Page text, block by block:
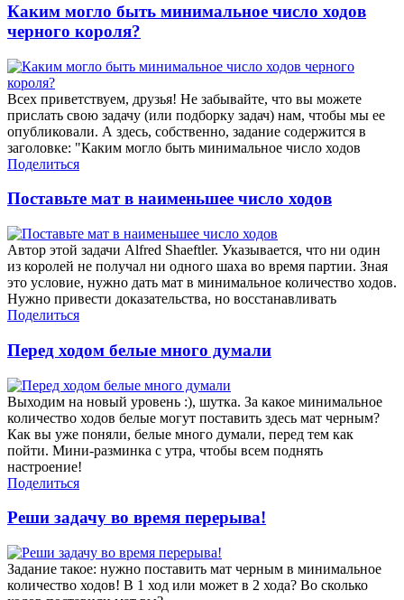
Каким могло быть минимальное число ходов
черного короля?
Всех приветствуем, друзья! Не забывайте, что вы можете
прислать свою задачу (или подборку задач) нам, чтобы мы ее
опубликовали. А здесь, собственно, задание содержится в
заголовке: "Каким могло быть минимальное число ходов
Поделиться
Поставьте мат в наименьшее число ходов
Автор этой задачи Alfred Shaeftler. Указывается, что ни один
из королей не получал ни одного шаха во время партии. Зная
это условие, нужно дать мат в минимальное количество ходов.
Нужно привести доказательства, но восстанавливать
Поделиться
Перед ходом белые много думали
Выходим на новый уровень :), шутка. За какое минимальное
количество ходов белые могут поставить здесь мат черным?
Как вы уже поняли, белые много думали, перед тем как
пойти. Мини-разминка с утра, чтобы всем поднять
настроение!
Поделиться
Реши задачу во время перерыва!
Задание такое: нужно поставить мат черным в минимальное
количество ходов! В 1 ход или может в 2 хода? Во сколько